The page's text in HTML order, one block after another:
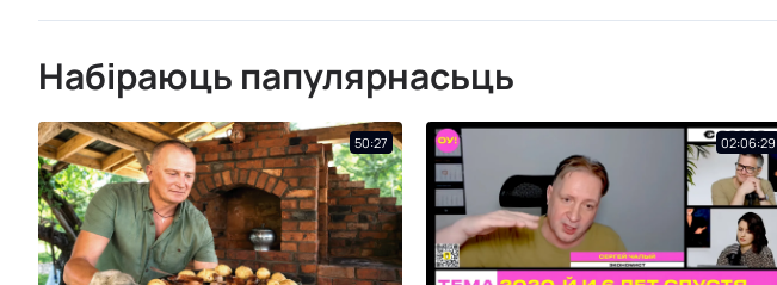
Набіраюць папулярнасьць
50:27 02:06:29